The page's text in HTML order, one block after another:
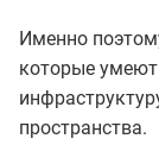
Именно
которые
пространства.